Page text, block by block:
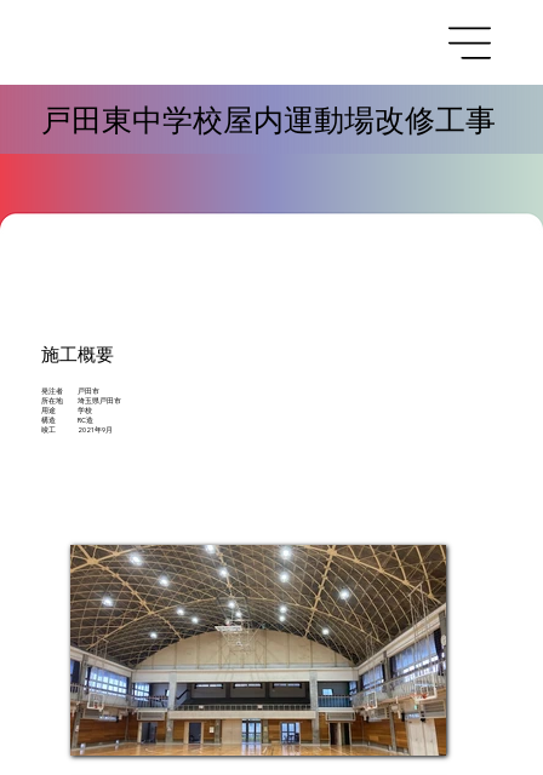
戸田東中学校屋内運動場改修工事
施工概要
発注者 戸田市
所在地 埼玉県戸田市
用途 学校
構造 RC造
竣工 2021年9月